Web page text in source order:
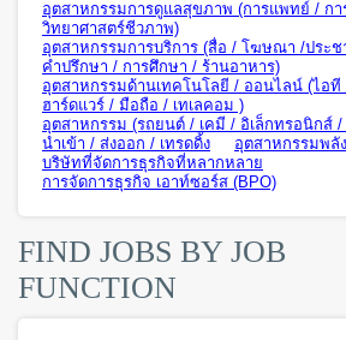
อุตสาหกรรมการดูแลสุขภาพ (การแพทย์ / ก
วิทยาศาสตร์ชีวภาพ)
อุตสาหกรรมการบริการ (สื่อ / โฆษณา /ประ
คำปรึกษา / การศึกษา / ร้านอาหาร)
อุตสาหกรรมด้านเทคโนโลยี / ออนไลน์ (ไอ
ฮาร์ดแวร์ / มือถือ / เทเลคอม )
อุตสาหกรรม (รถยนต์ / เคมี / อิเล็กทรอนิกส์ /
นำเข้า / ส่งออก / เทรดดิ้ง
อุตสาหกรรมพลั
บริษัทที่จัดการธุรกิจที่หลากหลาย
การจัดการธุรกิจ เอาท์ซอร์ส (BPO)
FIND JOBS BY JOB
FUNCTION